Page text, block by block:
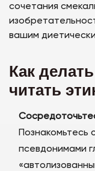
сочетания
вашим
Как
читать
Познакомьтесь
псевдонимами